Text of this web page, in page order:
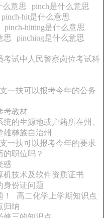
么意思
pinch是什么意思
pinch-hit是什么意思
pinch-hitting是什么意思
思
pinching是什么意思
考试中人民警察岗位考试科
一扶可以报考今年的公务
考教材
的生源地或户籍所在州、
彝族自治州
一扶可以报考今年的要求
的职位吗？
惑
机技术及软件资质证书
身份证问题
高二化学上学期知识点
归纳